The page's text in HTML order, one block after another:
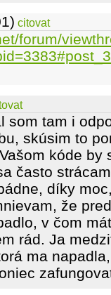
citovat
forum/
som tam i
skúsim to
kóde
často
díky
že
v čom
rád. Ja
ma